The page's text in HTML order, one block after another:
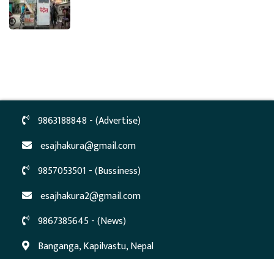
9863188848 - (Advertise)
esajhakura@gmail.com
9857053501 - (Bussiness)
esajhakura2@gmail.com
9867385645 - (News)
Banganga, Kapilvastu, Nepal